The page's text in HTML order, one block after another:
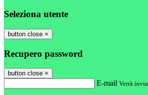
Seleziona utente
button close ×
Recupero password
button close ×
E-mail Verrà